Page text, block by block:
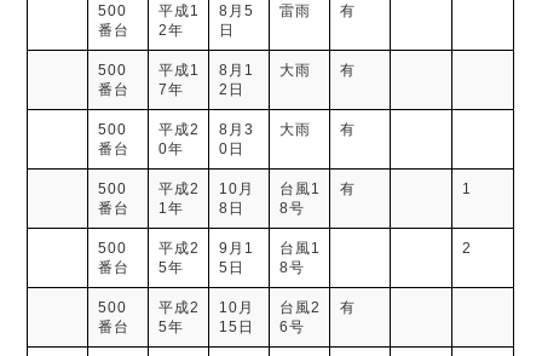
500
番台
平成1
2年
8月5
日
雷雨 有
500
番台
平成1
7年
8月1
2日
大雨 有
500
番台
平成2
0年
8月3
0日
大雨 有
500
番台
平成2
1年
10月
8日
台風1
8号
有 1
500
番台
平成2
5年
9月1
5日
台風1
8号
2
500
番台
平成2
5年
10月
15日
台風2
6号
有